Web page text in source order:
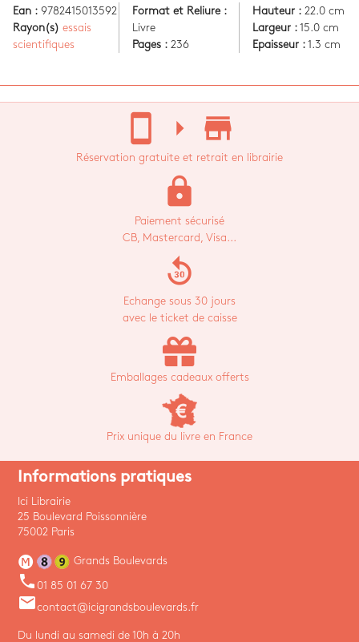
Ean : 9782415013592
Rayon(s) essais
scientifiques
Format et Reliure :
Livre
Pages : 236
Hauteur :22.0 cm
Largeur :15.0 cm
Epaisseur :1.3 cm
stay_current_portrait arrow_right store_mall_directory
Réservation gratuite et retrait en librairie
lock
Paiement sécurisé
CB, Mastercard, Visa...
replay_30
Echange sous 30 jours
avec le ticket de caisse
Emballages cadeaux offerts
Prix unique du livre en France
Informations pratiques
Ici Librairie
25 Boulevard Poissonnière
75002 Paris
Grands Boulevards
phone 01 85 01 67 30
emailcontact@icigrandsboulevards.fr
Du lundi au samedi de 10h à 20h